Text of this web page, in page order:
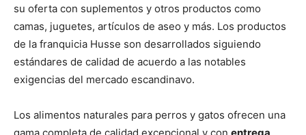
su oferta con suplementos y otros productos como
camas, juguetes, artículos de aseo y más. Los productos
de la franquicia Husse son desarrollados siguiendo
estándares de calidad de acuerdo a las notables
exigencias del mercado escandinavo.
Los alimentos naturales para perros y gatos ofrecen una